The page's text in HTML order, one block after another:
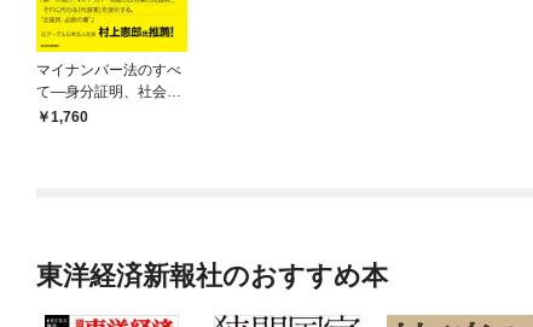
マイナンバー法のすべ
て―身分証明、社会保
障からプライバシー保
1,760
東洋経済新報社のおすすめ本